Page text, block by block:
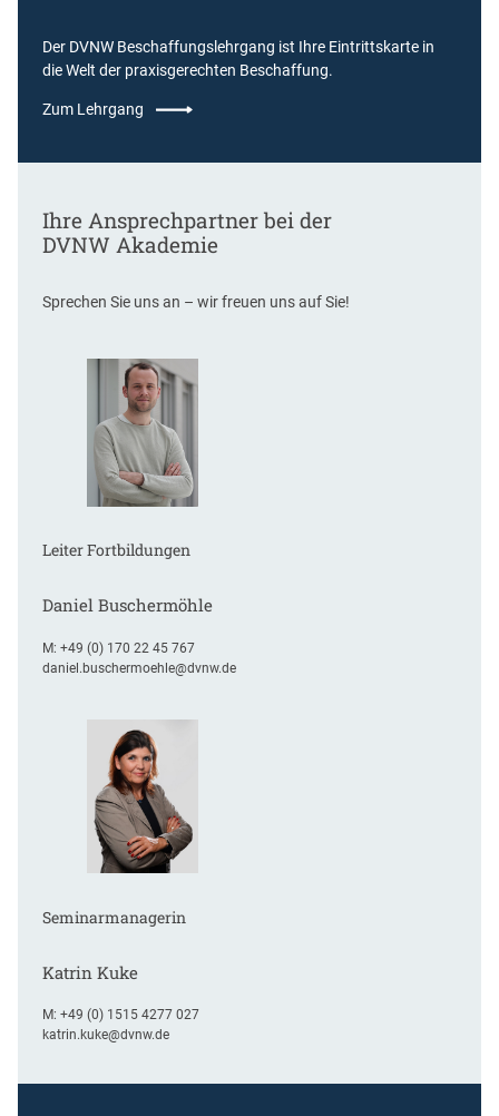
Der DVNW Beschaffungslehrgang ist Ihre Eintrittskarte in
die Welt der praxisgerechten Beschaffung.
Zum Lehrgang
Ihre Ansprechpartner bei der
DVNW Akademie
Sprechen Sie uns an – wir freuen uns auf Sie!
Leiter Fortbildungen
Daniel Buschermöhle
M:+49 (0) 170 22 45 767
daniel.buschermoehle@dvnw.de
Seminarmanagerin
Katrin Kuke
M:+49 (0) 1515 4277 027
katrin.kuke@dvnw.de